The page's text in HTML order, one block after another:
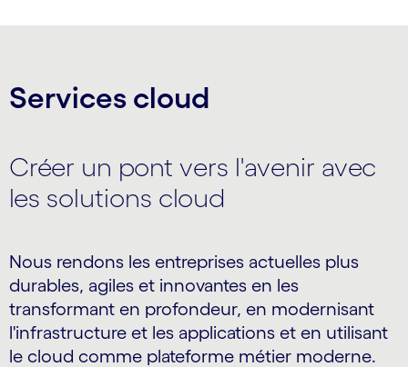
Services cloud
Créer un pont vers l'avenir avec
les solutions cloud
Nous rendons les entreprises actuelles plus
durables, agiles et innovantes en les
transformant en profondeur, en modernisant
l'infrastructure et les applications et en utilisant
le cloud comme plateforme métier moderne.